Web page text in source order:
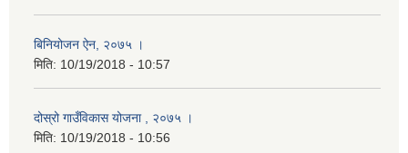
बिनियोजन ऐन, २०७५ ।
मिति: 10/19/2018 - 10:57
दोस्रो गाउँविकास योजना , २०७५ ।
मिति: 10/19/2018 - 10:56